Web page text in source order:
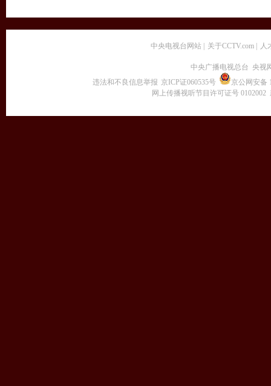
中央电视台网站 关于CCTV.com 人
中央广播电视总台 央视
违法和不良信息举报 京ICP证060535号
京公网安备
网上传播视听节目许可证号 0102002